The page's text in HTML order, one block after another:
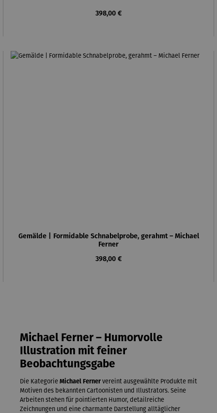
Regulärer Preis:
398,00 €
Gemälde | Formidable Schnabelprobe, gerahmt – Michael
Ferner
Regulärer Preis:
398,00 €
Michael Ferner – Humorvolle
Illustration mit feiner
Beobachtungsgabe
Die Kategorie Michael Ferner vereint ausgewählte Produkte mit
Motiven des bekannten Cartoonisten und Illustrators. Seine
Arbeiten stehen für pointierten Humor, detailreiche
Zeichnungen und eine charmante Darstellung alltäglicher